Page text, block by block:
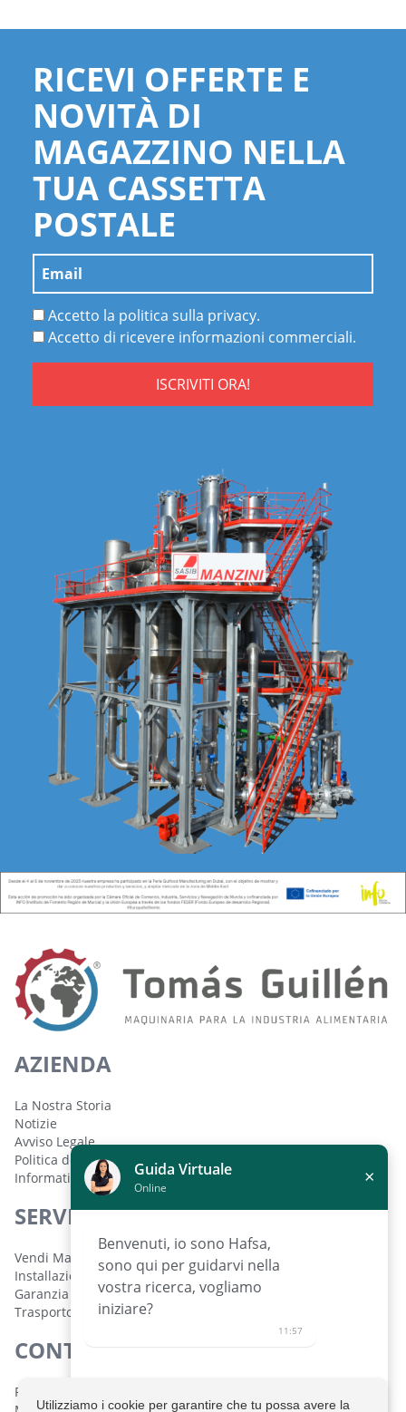
RICEVI OFFERTE E
NOVITÀ DI
MAGAZZINO NELLA
TUA CASSETTA
POSTALE
Accetto la politica sulla privacy.
Accetto di ricevere informazioni commerciali.
ISCRIVITI ORA!
AZIENDA
La Nostra Storia
Notizie
Avviso Legale
Politica dei Cookie
Informativa sulla Privacy
SERVIZI
Vendi Macchinari
Installazione e Configurazione
Garanzia
Trasporto
CONTATTO
Polígono Industrial de Lorquí Parcela 129 30564 Lorquí,
Guida Virtuale
Online ×
Benvenuti, io sono Hafsa,
sono qui per guidarvi nella
vostra ricerca, vogliamo
iniziare?
11:57
Utilizziamo i cookie per garantire che tu possa avere la